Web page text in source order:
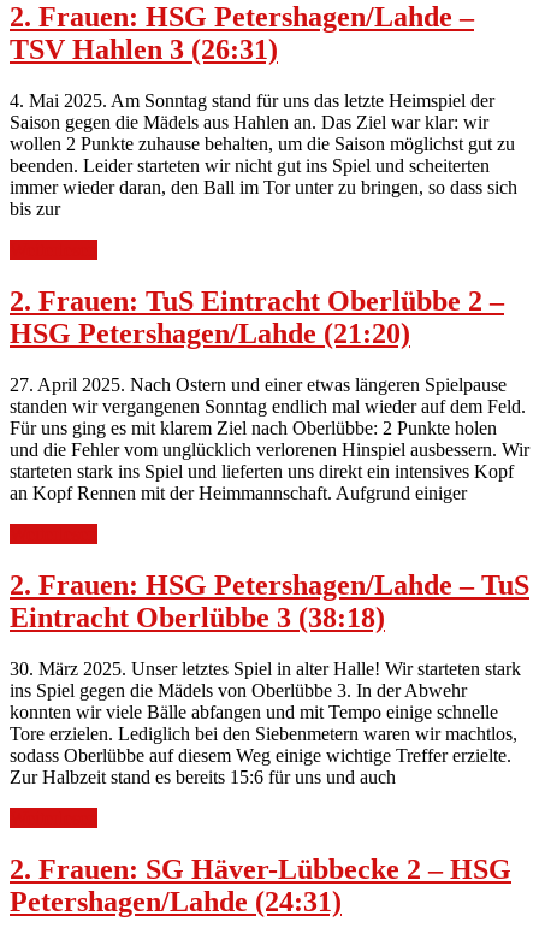
2. Frauen: HSG Petershagen/Lahde –
TSV Hahlen 3 (26:31)
4. Mai 2025. Am Sonntag stand für uns das letzte Heimspiel der
Saison gegen die Mädels aus Hahlen an. Das Ziel war klar: wir
wollen 2 Punkte zuhause behalten, um die Saison möglichst gut zu
beenden. Leider starteten wir nicht gut ins Spiel und scheiterten
immer wieder daran, den Ball im Tor unter zu bringen, so dass sich
bis zur
2. Frauen: TuS Eintracht Oberlübbe 2 –
HSG Petershagen/Lahde (21:20)
27. April 2025. Nach Ostern und einer etwas längeren Spielpause
standen wir vergangenen Sonntag endlich mal wieder auf dem Feld.
Für uns ging es mit klarem Ziel nach Oberlübbe: 2 Punkte holen
und die Fehler vom unglücklich verlorenen Hinspiel ausbessern. Wir
starteten stark ins Spiel und lieferten uns direkt ein intensives Kopf
an Kopf Rennen mit der Heimmannschaft. Aufgrund einiger
2. Frauen: HSG Petershagen/Lahde – TuS
Eintracht Oberlübbe 3 (38:18)
30. März 2025. Unser letztes Spiel in alter Halle! Wir starteten stark
ins Spiel gegen die Mädels von Oberlübbe 3. In der Abwehr
konnten wir viele Bälle abfangen und mit Tempo einige schnelle
Tore erzielen. Lediglich bei den Siebenmetern waren wir machtlos,
sodass Oberlübbe auf diesem Weg einige wichtige Treffer erzielte.
Zur Halbzeit stand es bereits 15:6 für uns und auch
2. Frauen: SG Häver-Lübbecke 2 – HSG
Petershagen/Lahde (24:31)